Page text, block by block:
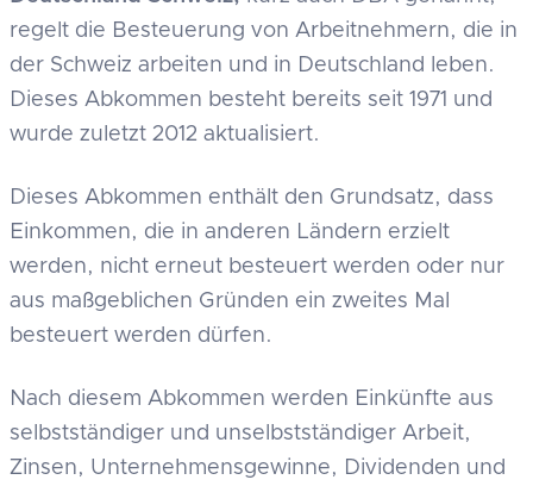
regelt die Besteuerung von Arbeitnehmern, die in
der Schweiz arbeiten und in Deutschland leben.
Dieses Abkommen besteht bereits seit 1971 und
wurde zuletzt 2012 aktualisiert.
Dieses Abkommen enthält den Grundsatz, dass
Einkommen, die in anderen Ländern erzielt
werden, nicht erneut besteuert werden oder nur
aus maßgeblichen Gründen ein zweites Mal
besteuert werden dürfen.
Nach diesem Abkommen werden Einkünfte aus
selbstständiger und unselbstständiger Arbeit,
Zinsen, Unternehmensgewinne, Dividenden und